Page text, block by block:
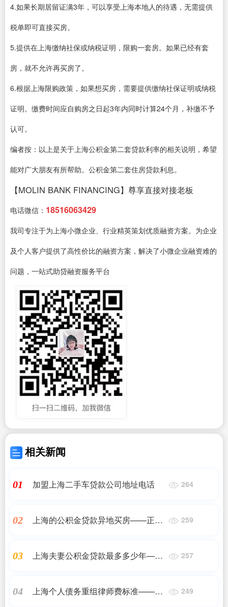
4.如果长期居留证满3年，可以享受上海本地人的待遇，无需提供
税单即可直接买房。
5.提供在上海缴纳社保或纳税证明，限购一套房。如果已经有套
房，就不允许再买房了。
6.根据上海限购政策，如果想买房，需要提供缴纳社保证明或纳税
证明。缴费时间应自购房之日起3年内同时计算24个月，补缴不予
认可。
编者按：以上是关于上海公积金第二套贷款利率的相关说明，希望
能对广大朋友有所帮助。公积金第二套住房贷款利息。
【MOLIN BANK FINANCING】尊享直接对接老板
电话微信： 18516063429
我司专注于为上海小微企业、行业精英策划优质融资方案。为企业
及个人客户提供了高性价比的融资方案，解决了小微企业融资难的
问题，一站式助贷融资服务平台
相关新闻
01 加盟上海二手车贷款公司地址电话 264
02
上海的公积金贷款异地买房——正规
259
03
上海夫妻公积金贷款最多多少年——
257
04
上海个人债务重组律师费标准——正
249